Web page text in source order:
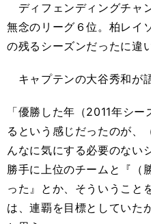
ディフェンディングチャ
無念のリーグ６位。柏レイ
の残るシーズンだったに違
キャプテンの大谷秀和が語
「優勝した年（2011年シ
るという感じだったのが、
んなに気にする必要のない
勝手に上位のチームと『（
った』とか、そういうこと
は、連覇を目標としていた